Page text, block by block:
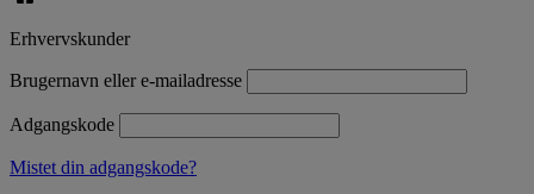
Erhvervskunder
Brugernavn eller e-mailadresse
Adgangskode
Mistet din adgangskode?